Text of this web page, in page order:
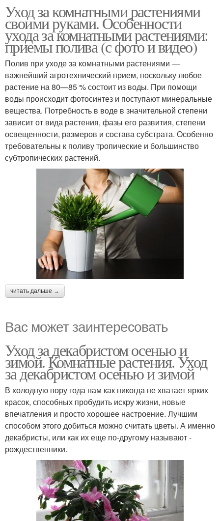
Уход за комнатными растениями
своими руками. Особенности
ухода за комнатными растениями:
приемы полива (с фото и видео)
Полив при уходе за комнатными растениями —
важнейший агротехнический прием, поскольку любое
растение на 80—85 % состоит из воды. При помощи
воды происходит фотосинтез и поступают минеральные
вещества. Потребность в воде в значительной степени
зависит от вида растения, фазы его развития, степени
освещенности, размеров и состава субстрата. Особенно
требовательны к поливу тропические и большинство
субтропических растений.
читать дальше →
Вас может заинтересовать
Уход за декабристом осенью и
зимой. Комнатные растения. Уход
за декабристом осенью и зимой
В холодную пору года нам как никогда не хватает ярких
красок, способных пробудить искру жизни, новые
впечатления и просто хорошее настроение. Лучшим
способом этого добиться можно считать цветы. А именно
декабристы, или как их еще по-другому называют -
рождественники.